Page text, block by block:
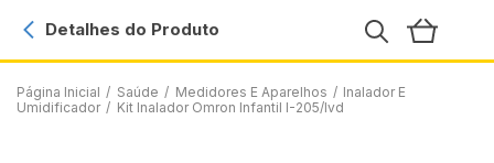
Página Inicial / Saúde / Medidores E Aparelhos / Inalador E
Umidificador / Kit Inalador Omron Infantil I-205/Ivd
Detalhes do Produto